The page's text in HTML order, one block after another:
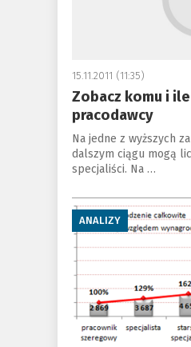
15.11.2011 (11:35)
Zobacz komu i
pracodawcy
Na jedne z wyższych
dalszym ciągu mogą
specjaliści. Na …
a
ANALIZY